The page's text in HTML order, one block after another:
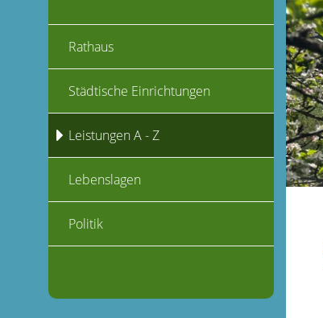
Rathaus
Städtische Einrichtungen
Leistungen A - Z
Lebenslagen
Politik